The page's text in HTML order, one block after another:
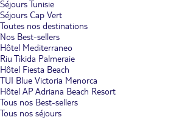
Séjours Tunisie
Séjours Cap Vert
Toutes nos destinations
Nos Best-sellers
Hôtel Mediterraneo
Riu Tikida Palmeraie
Hôtel Fiesta Beach
TUI Blue Victoria Menorca
Hôtel AP Adriana Beach Resort
Tous nos Best-sellers
Tous nos séjours